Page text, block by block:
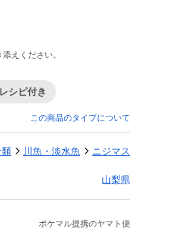
えください。
シピ付き
この商品のタイプについて
類 川魚・淡水魚 ニジマス
山梨県
ポケマル提携のヤマト便